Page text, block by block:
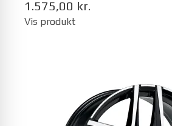
1.575,00 kr.
Vis produkt